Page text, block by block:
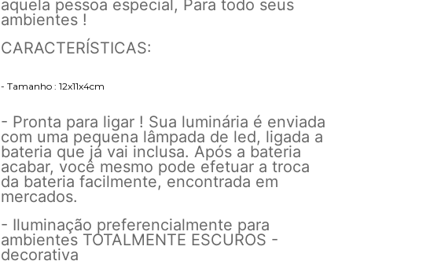
aquela pessoa especial, Para todo seus
ambientes !
CARACTERÍSTICAS:
- Tamanho : 12x11x4cm
- Pronta para ligar ! Sua luminária é enviada
com uma pequena lâmpada de led, ligada a
bateria que já vai inclusa. Após a bateria
acabar, você mesmo pode efetuar a troca
da bateria facilmente, encontrada em
mercados.
- Iluminação preferencialmente para
ambientes TOTALMENTE ESCUROS -
decorativa